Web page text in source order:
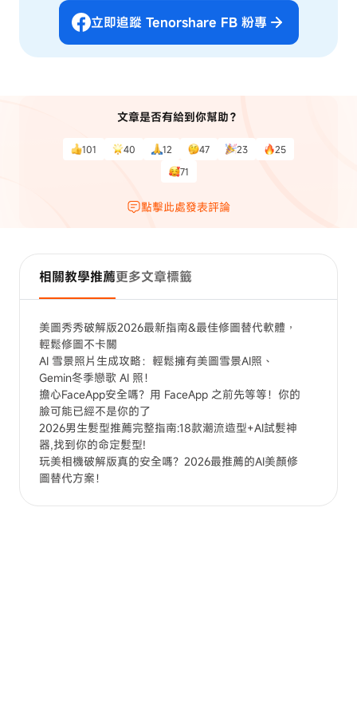
立即追蹤 Tenorshare FB 粉專
文章是否有給到你幫助？
101 40 12 47 23
25
71
點擊此處發表評論
相關教學推薦更多文章標籤
美圖秀秀破解版2026最新指南&最佳修圖替代軟體，
輕鬆修圖不卡關
AI 雪景照片生成攻略：輕鬆擁有美圖雪景AI照、
Gemin冬季戀歌 AI 照！
擔心FaceApp安全嗎？用 FaceApp 之前先等等！你的
臉可能已經不是你的了
2026男生髮型推薦完整指南:18款潮流造型+AI試髮神
器,找到你的命定髮型!
玩美相機破解版真的安全嗎？2026最推薦的AI美顏修
圖替代方案！